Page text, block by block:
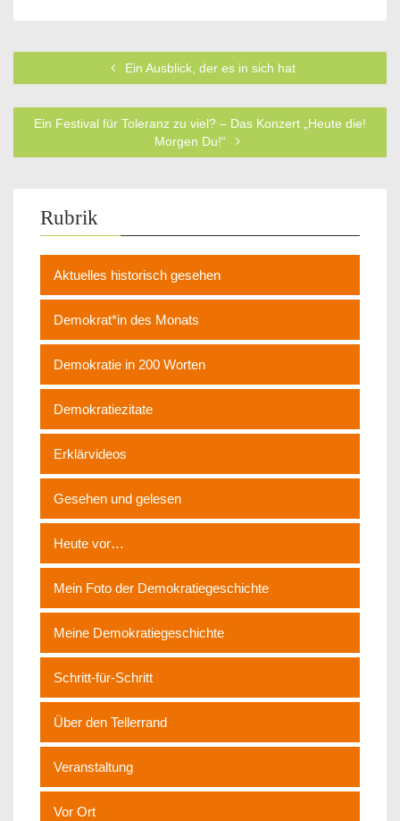
Ein Ausblick, der es in sich hat
Ein Festival für Toleranz zu viel? – Das Konzert „Heute die!
Morgen Du!“
Rubrik
Aktuelles historisch gesehen
Demokrat*in des Monats
Demokratie in 200 Worten
Demokratiezitate
Erklärvideos
Gesehen und gelesen
Heute vor…
Mein Foto der Demokratiegeschichte
Meine Demokratiegeschichte
Schritt-für-Schritt
Über den Tellerrand
Veranstaltung
Vor Ort